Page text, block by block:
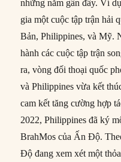
những năm gần đây. Ví
gia một cuộc tập trận hải
Bản, Philippines, và Mỹ.
hành các cuộc tập trận
ra, vòng đối thoại quốc
và Philippines vừa kết
cam kết tăng cường hợp
2022, Philippines đã ký
BrahMos của Ấn Độ.
Độ đang xem xét một